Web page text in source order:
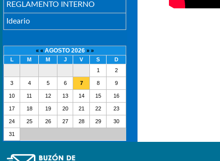
REGLAMENTO INTERNO
Ideario
« « AGOSTO 2026 » »
L
M M J V S
D
1
2
3 4 5 6 7 8 9
10 11 12 13 14 15 16
17 18 19 20 21 22 23
24 25 26 27 28 29 30
31